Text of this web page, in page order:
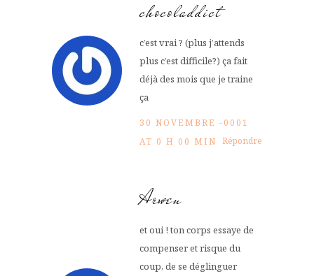
chocoladdict
c’est vrai ? (plus j’attends
plus c’est difficile?) ça fait
déjà des mois que je traine
ça
30 NOVEMBRE -0001
AT 0 H 00 MIN Répondre
Arwen
et oui ! ton corps essaye de
compenser et risque du
coup, de se déglinguer